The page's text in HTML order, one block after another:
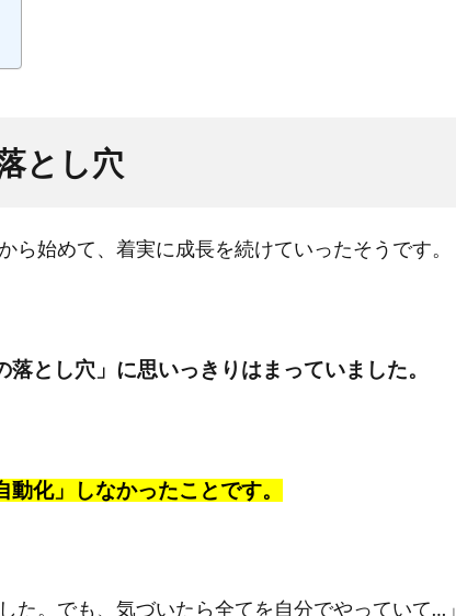
とし穴
ら始めて、着実に成長を続けていったそうです。
とし穴」に思いっきりはまっていました。
化」しなかったことです。
た。でも、気づいたら全てを自分でやっていて…」